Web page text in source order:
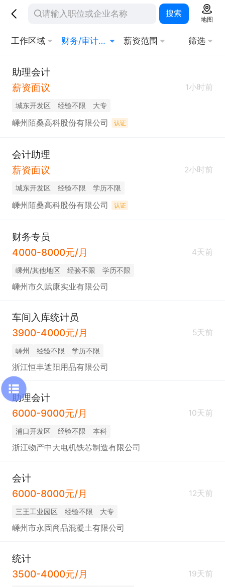
搜索
地图
工作区域 财务/审计/税务 薪资范围 筛选
助理会计
薪资面议
1小时前
城东开发区 经验不限 大专
嵊州陌桑高科股份有限公司 认证
会计助理
薪资面议
2小时前
城东开发区 经验不限 学历不限
嵊州陌桑高科股份有限公司 认证
财务专员
4000-8000元/月
4天前
嵊州/其他地区 经验不限 学历不限
嵊州市久赋康实业有限公司
车间入库统计员
3900-4000元/月
5天前
嵊州 经验不限 学历不限
浙江恒丰遮阳用品有限公司
助理会计
6000-9000元/月
10天前
浦口开发区 经验不限 本科
浙江物产中大电机铁芯制造有限公司
会计
6000-8000元/月
12天前
三王工业园区 经验不限 大专
嵊州市永固商品混凝土有限公司
统计
3500-4000元/月
19天前